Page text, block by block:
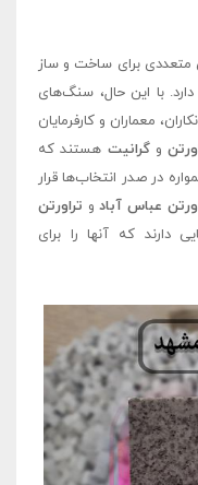
متعددی برای ساخت و ساز
با این حال، سنگ‌های
معماران و کارفرمایان
وگرانیت هستند که
در صدر انتخاب‌ها قرار
عباس آبادو تراورتن
دارند که آنها را برای